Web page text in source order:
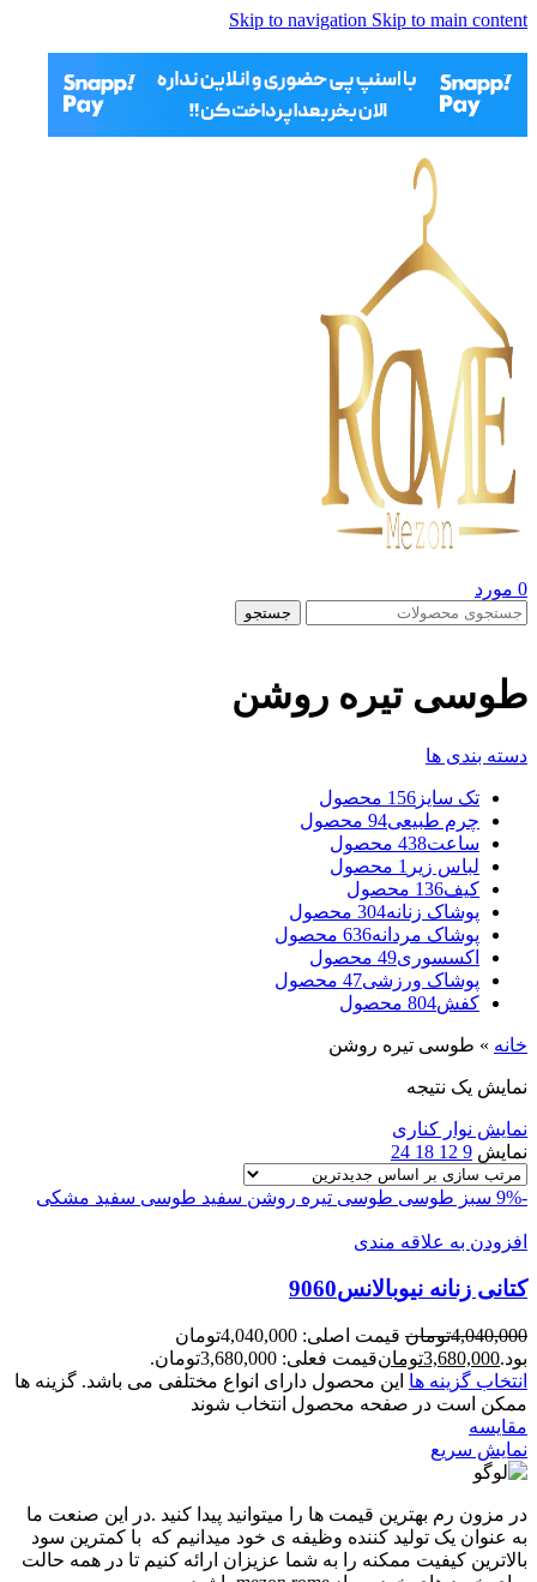
Skip to navigation Skip to main content
0 مورد
جستجو
طوسی تیره روشن
دسته بندی ها
تک سایز 156 محصول
چرم طبیعی94 محصول
ساعت438 محصول
لباس زیر 1 محصول
کیف136 محصول
پوشاک زنانه304 محصول
پوشاک مردانه636 محصول
اکسسوری49 محصول
پوشاک ورزشی47 محصول
کفش804 محصول
خانه » طوسی تیره روشن
نمایش یک نتیجه
نمایش نوار کناری
نمایش 9
12
18
24
-9% سبز طوسی طوسی تیره روشن سفید طوسی سفید مشکی
افزودن به علاقه مندی
کتانی زنانه نيوبالانس9060
4,040,000تومان
قیمت اصلی: 4,040,000تومان
بود.3,680,000تومانقیمت فعلی: 3,680,000تومان.
انتخاب گزینه ها این محصول دارای انواع مختلفی می باشد. گزینه ها
ممکن است در صفحه محصول انتخاب شوند
مقايسه
نمایش سریع
در مزون رم بهترین قیمت ها را میتوانید پیدا کنید .در این صنعت ما
به عنوان یک تولید کننده وظیفه ی خود میدانیم که با کمترین سود
بالاترین کیفیت ممکنه را به شما عزیزان ارائه کنیم تا در همه حالت